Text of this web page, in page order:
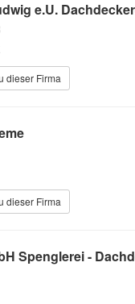
e.U.
dieser Firma
dieser Firma
Spenglerei -